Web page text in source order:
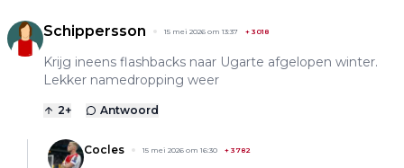
Schippersson 15 mei 2026 om 13:37 + 3018
Krijg ineens flashbacks naar Ugarte afgelopen winter.
Lekker namedropping weer
2+ Antwoord
Cocles 15 mei 2026 om 16:30 + 3782